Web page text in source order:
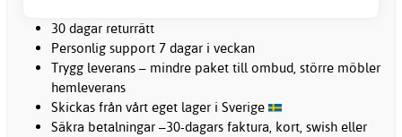
30 dagar returrätt
Personlig support 7 dagar i veckan
Trygg leverans – mindre paket till ombud, större möbler
hemleverans
Skickas från vårt eget lager i Sverige
Säkra betalningar –30-dagars faktura, kort, swish eller